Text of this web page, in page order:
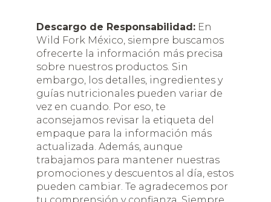
Descargo de Responsabilidad: En
Wild Fork México, siempre buscamos
ofrecerte la información más precisa
sobre nuestros productos. Sin
embargo, los detalles, ingredientes y
guías nutricionales pueden variar de
vez en cuando. Por eso, te
aconsejamos revisar la etiqueta del
empaque para la información más
actualizada. Además, aunque
trabajamos para mantener nuestras
promociones y descuentos al día, estos
pueden cambiar. Te agradecemos por